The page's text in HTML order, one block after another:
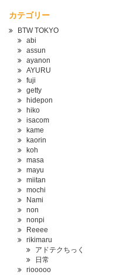
カテゴリー
BTW TOKYO
abi
assun
ayanon
AYURU
fuji
getty
hidepon
hiko
isacom
kame
kaorin
koh
masa
mayu
miitan
mochi
Nami
non
nonpi
Reeee
rikimaru
アドテクちっく
日常
riooooo